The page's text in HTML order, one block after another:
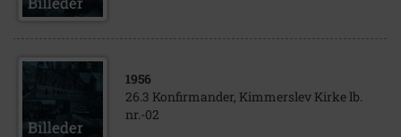
1956
26.3 Konfirmander, Kimmerslev Kirke lb.
nr.-02